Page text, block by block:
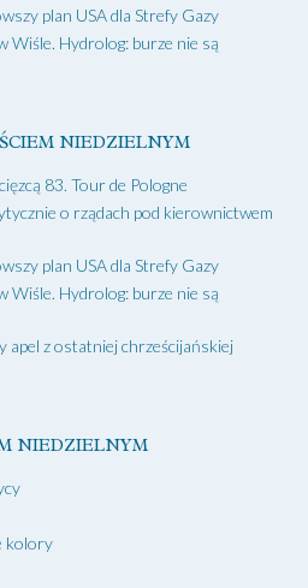
plan USA dla Strefy Gazy
Wiśle. Hydrolog: burze nie są
NIEDZIELNYM
83. Tour de Pologne
o rządach pod kierownictwem
plan USA dla Strefy Gazy
Wiśle. Hydrolog: burze nie są
apel z ostatniej chrześcijańskiej
NIEDZIELNYM
kolory